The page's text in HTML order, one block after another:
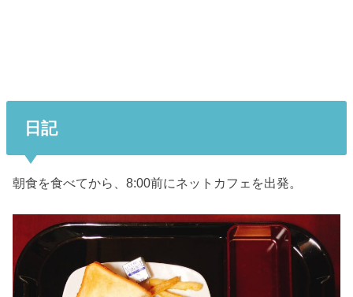
日記
朝食を食べてから、8:00前にネットカフェを出発。